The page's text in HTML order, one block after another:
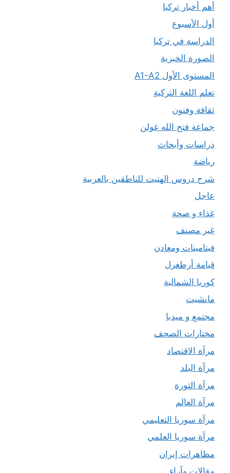
أهم أخبار تركيا
أول الأسبوع
الدراسة في تركيا
الصورة الخبرية
المستوى الأول A1-A2
تعلم اللغة التركية
ثقافة وفنون
جماعة فتح الله غولن
دراسات وأبحاث
رياضة
شرح دروس الهتيت للناطقين بالعربية
عاجل
غذاء و صحة
غير مصنف
فيتامينات ومعادن
قيامة أرطغرل
كوريا الشمالية
مانشيت
مجتمع و ميديا
مختارات الصحف
مرآة الاقتصاد
مرآة البلد
مرآة الثورة
مرآة العالم
مرآة سوريا التعليمي
مرآة سوريا العلمي
مظاهرات إيران
مقالات وآراء